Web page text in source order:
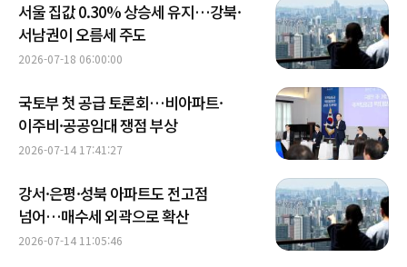
서울 집값 0.30% 상승세 유지…강북·
서남권이 오름세 주도
2026-07-18 06:00:00
국토부 첫 공급 토론회…비아파트·
이주비·공공임대 쟁점 부상
2026-07-14 17:41:27
강서·은평·성북 아파트도 전고점
넘어…매수세 외곽으로 확산
2026-07-14 11:05:46